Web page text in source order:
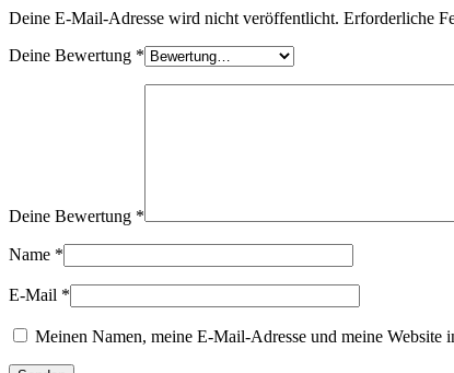
Deine E-Mail-Adresse wird nicht veröffentlicht. Erforderliche
Deine Bewertung *
Deine Bewertung *
Name *
E-Mail *
Meinen Namen, meine E-Mail-Adresse und meine Website